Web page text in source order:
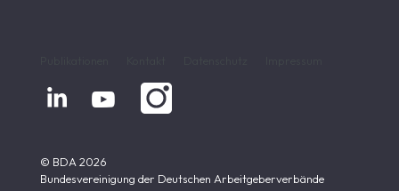
 
© BDA 2026
Bundesvereinigung der Deutschen Arbeitgeberverbände